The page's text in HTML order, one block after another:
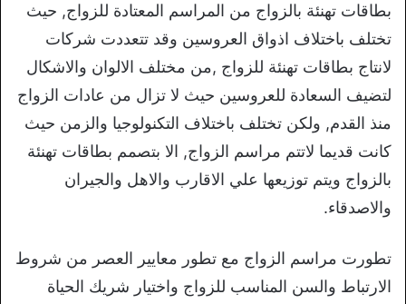
بطاقات تهنئة بالزواج من المراسم المعتادة للزواج, حيث
تختلف باختلاف اذواق العروسين وقد تتعددت شركات
لانتاج بطاقات تهنئة للزواج ,من مختلف الالوان والاشكال
لتضيف السعادة للعروسين حيث لا تزال من عادات الزواج
منذ القدم, ولكن تختلف باختلاف التكنولوجيا والزمن حيث
كانت قديما لاتتم مراسم الزواج, الا بتصمم بطاقات تهنئة
بالزواج ويتم توزيعها علي الاقارب والاهل والجيران
والاصدقاء.
تطورت مراسم الزواج مع تطور معايير العصر من شروط
الارتباط والسن المناسب للزواج واختيار شريك الحياة